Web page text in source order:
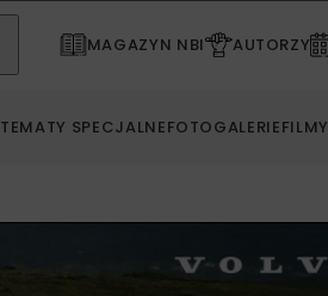
MAGAZYN NBI AUTORZY
TEMATY SPECJALNEFOTOGALERIEFILMY